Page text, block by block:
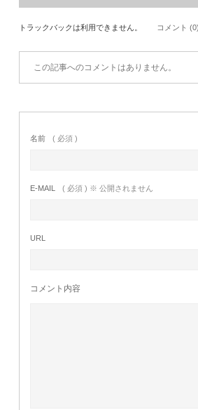
トラックバックは利用できません。 コメント (0)
この記事へのコメントはありません。
名前 ( 必須 )
E-MAIL ( 必須 ) ※ 公開されません
URL
コメント内容